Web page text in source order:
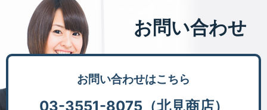
お問い合わせ
お問い合わせはこちら
03-3551-8075（北見商店）